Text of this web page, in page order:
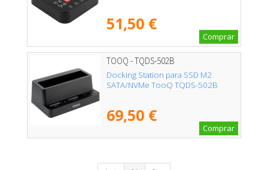
51,50 €
Comprar
TOOQ - TQDS-502B
Docking Station para SSD M2
SATA/NVMe TooQ TQDS-502B
69,50 €
Comprar